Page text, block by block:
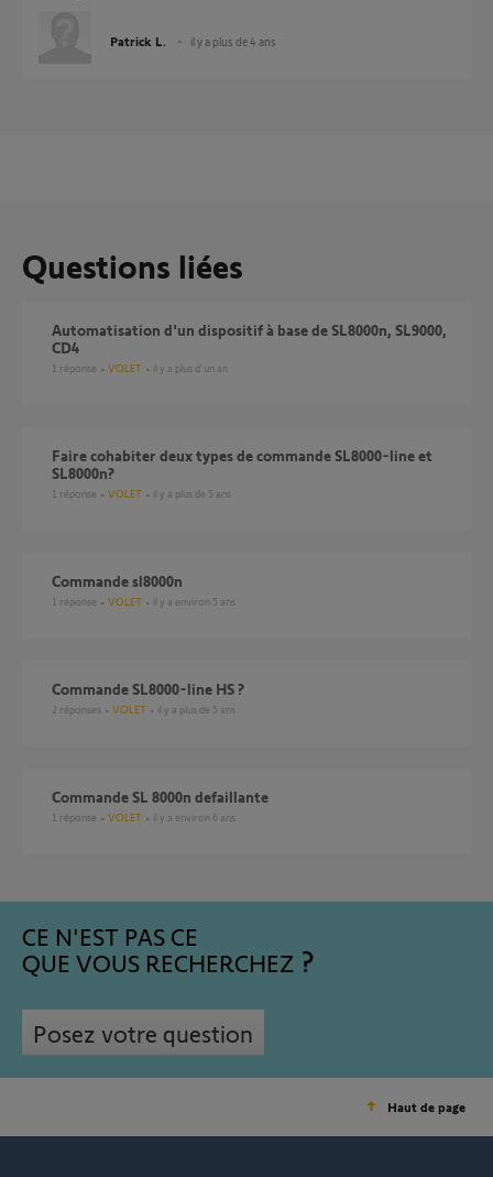
Patrick L. il y a plus de 4 ans
Questions liées
Automatisation d'un dispositif à base de SL8000n, SL9000,
CD4
1 réponse VOLET il y a plus d'un an
Faire cohabiter deux types de commande SL8000-line et
SL8000n?
1 réponse VOLET il y a plus de 5 ans
Commande sl8000n
1 réponse VOLET il y a environ 5 ans
commande SL8000-line HS ?
2 réponses VOLET il y a plus de 5 ans
commande SL 8000n defaillante
1 réponse VOLET il y a environ 6 ans
CE N'EST PAS CE
QUE VOUS RECHERCHEZ
Posez votre question
Haut de page